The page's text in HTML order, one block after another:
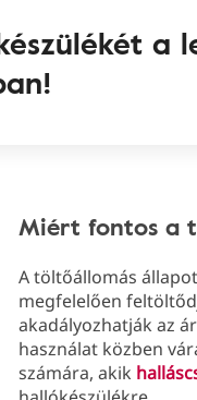
a
Miért fontos a
A töltőállomás
megfelelően
akadályozhatják az
használat közben
számára, akik